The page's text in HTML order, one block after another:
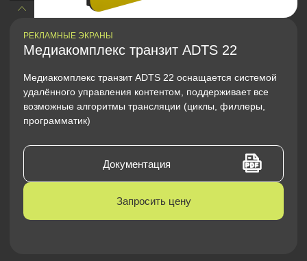
РЕКЛАМНЫЕ ЭКРАНЫ
Медиакомплекс транзит ADTS 22
Медиакомплекс транзит ADTS 22 оснащается системой
удалённого управления контентом, поддерживает все
возможные алгоритмы трансляции (циклы, филлеры,
программатик)
Документация
Запросить цену